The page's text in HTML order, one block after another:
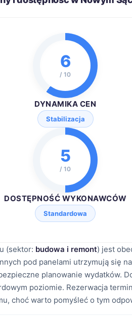
6
/ 10
DYNAMIKA CEN
Stabilizacja
5
/ 10
DOSTĘPNOŚĆ WYKONAWCÓW
Standardowa
(sektor: budowa i remont) jest
pod panelami utrzymują się
planowanie wydatków.
poziomie. Rezerwacja
choć warto pomyśleć o tym